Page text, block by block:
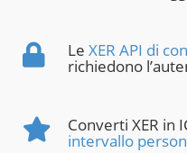
Le XER API di
richiedono
Converti XER in
intervallo